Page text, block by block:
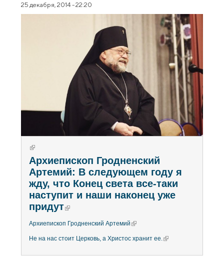
25 декабря, 2014 - 22:20
(внешняя ссылка)
Архиепископ Гродненский
Артемий: В следующем году я
жду, что Конец света все-таки
наступит и наши наконец уже
придут(внешняя ссылка)
Архиепископ Гродненский Артемий (внешняя ссылка)
Не на нас стоит Церковь, а Христос хранит ее.(внешняя ссылка)